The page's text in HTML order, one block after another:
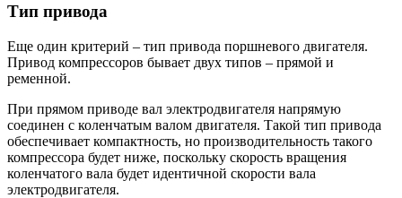
Тип привода
Еще один критерий – тип привода поршневого двигателя.
Привод компрессоров бывает двух типов – прямой и
ременной.
При прямом приводе вал электродвигателя напрямую
соединен с коленчатым валом двигателя. Такой тип привода
обеспечивает компактность, но производительность такого
компрессора будет ниже, поскольку скорость вращения
коленчатого вала будет идентичной скорости вала
электродвигателя.